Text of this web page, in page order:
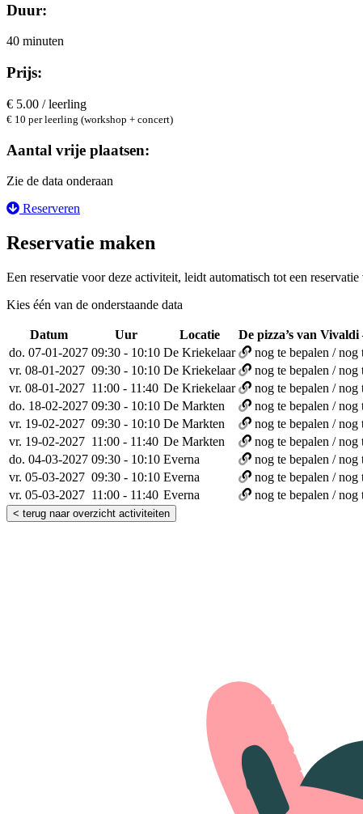
Duur:
40 minuten
Prijs:
€ 5.00 / leerling
€ 10 per leerling (workshop + concert)
Aantal vrije plaatsen:
Zie de data onderaan
Reserveren
Reservatie maken
Een reservatie voor deze activiteit, leidt automatisch tot een
Kies één van de onderstaande data
Datum Uur Locatie De pizza’s van
do. 07-01-2027 09:30 - 10:10 De Kriekelaar nog te bepalen / nog
vr. 08-01-2027 09:30 - 10:10 De Kriekelaar nog te bepalen / nog
vr. 08-01-2027 11:00 - 11:40 De Kriekelaar nog te bepalen / nog
do. 18-02-2027 09:30 - 10:10 De Markten nog te bepalen / nog
vr. 19-02-2027 09:30 - 10:10 De Markten nog te bepalen / nog
vr. 19-02-2027 11:00 - 11:40 De Markten nog te bepalen / nog
do. 04-03-2027 09:30 - 10:10 Everna nog te bepalen / nog
vr. 05-03-2027 09:30 - 10:10 Everna nog te bepalen / nog
vr. 05-03-2027 11:00 - 11:40 Everna nog te bepalen / nog
< terug naar overzicht activiteiten